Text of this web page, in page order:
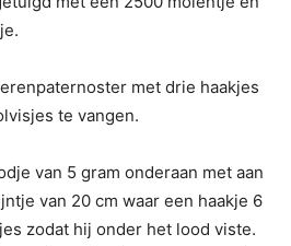
met drie haakjes
te vangen.
van 5 gram onderaan met aan
van 20 cm waar een haakje 6
zodat hij onder het lood viste.